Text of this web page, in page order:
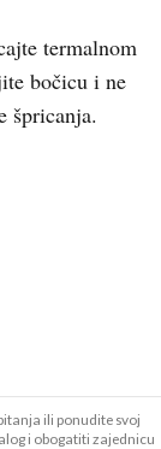
termalnom
bočicu i ne
špricanja.
ili ponudite svoj
i obogatiti zajednicu